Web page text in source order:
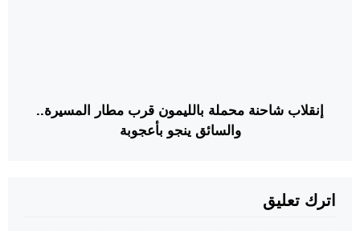
إنقلاب شاحنة محملة بالليمون قرب مطار المسيرة..
والسائق ينجو بأعجوبة
اترك تعليق